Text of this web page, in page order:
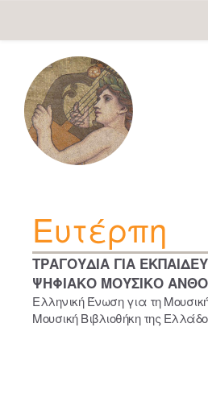
navigation
Ευτέρπη
ΤΡΑΓΟΥΔΙΑ ΓΙΑ
ΨΗΦΙΑΚΟ ΜΟΥΣΙΚΟ
Ελληνική Ένωση για τη
Μουσική Βιβλιοθήκη της